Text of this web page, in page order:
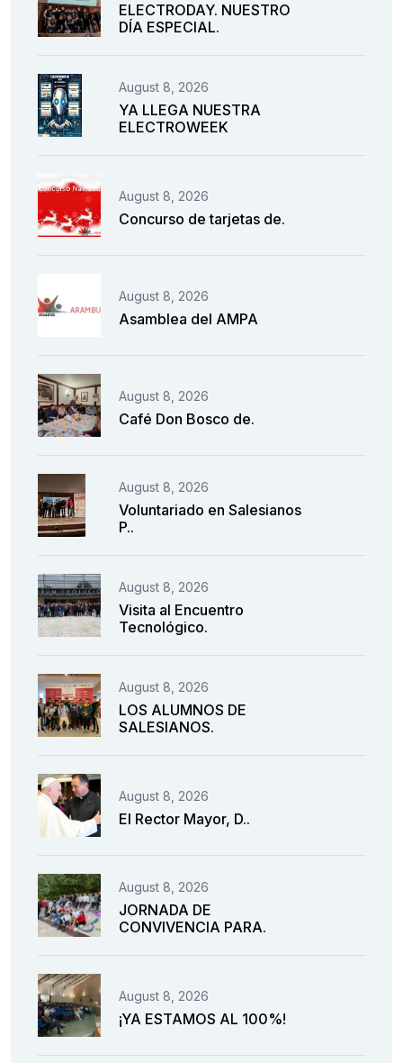
ELECTRODAY. NUESTRO
DÍA ESPECIAL.
August 8, 2026
YA LLEGA NUESTRA
ELECTROWEEK
August 8, 2026
Concurso de tarjetas de.
August 8, 2026
Asamblea del AMPA
August 8, 2026
Café Don Bosco de.
August 8, 2026
Voluntariado en Salesianos
P..
August 8, 2026
Visita al Encuentro
Tecnológico.
August 8, 2026
LOS ALUMNOS DE
SALESIANOS.
August 8, 2026
El Rector Mayor, D..
August 8, 2026
JORNADA DE
CONVIVENCIA PARA.
August 8, 2026
¡YA ESTAMOS AL 100%!